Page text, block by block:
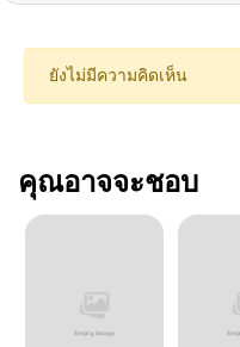
ยังไม่มีความคิดเห็น
คุณอาจจะชอบ